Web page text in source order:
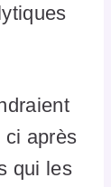
après
qui les